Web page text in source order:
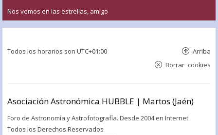
Nos vemos en las estrellas, amigo
Todos los horarios son UTC+01:00 Arriba
Borrar cookies
Asociación Astronómica HUBBLE | Martos (Jaén)
Foro de Astronomía y Astrofotografía. Desde 2004 en Internet
Todos los Derechos Reservados